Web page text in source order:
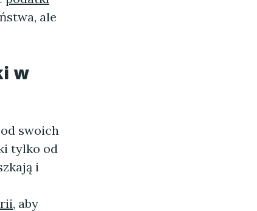
ale
w
swoich
tylko od
i
, aby